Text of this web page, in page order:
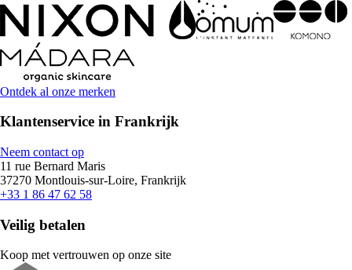
Ontdek al onze merken
Klantenservice in Frankrijk
Neem contact op
11 rue Bernard Maris
37270 Montlouis-sur-Loire, Frankrijk
+33 1 86 47 62 58
Veilig betalen
Koop met vertrouwen op onze site